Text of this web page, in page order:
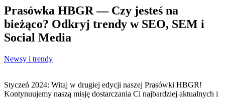
Prasówka HBGR — Czy jesteś na
bieżąco? Odkryj trendy w SEO, SEM i
Social Media
Newsy i trendy
Styczeń 2024: Witaj w drugiej edycji naszej Prasówki HBGR!
Kontynuujemy naszą misję dostarczania Ci najbardziej aktualnych i